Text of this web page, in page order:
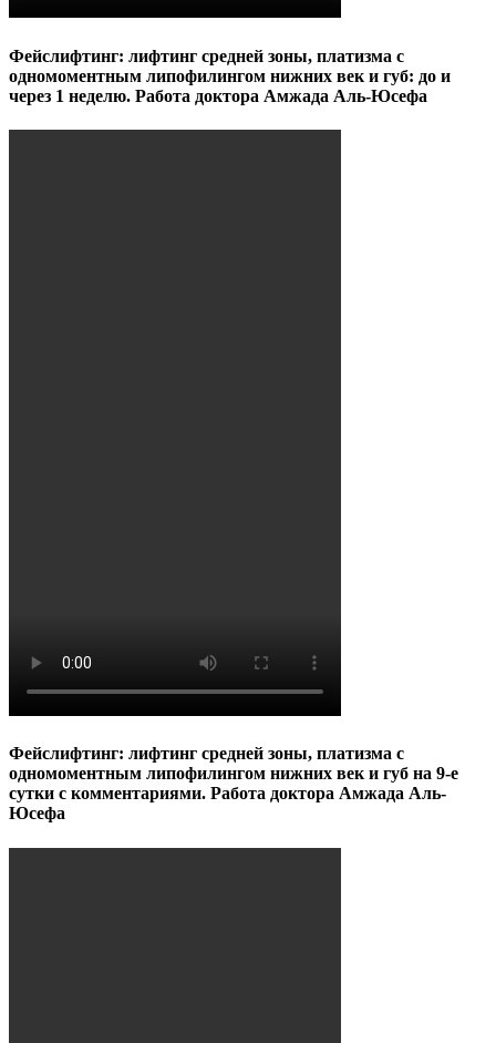
Фейслифтинг: лифтинг средней зоны, платизма с
одномоментным липофилингом нижних век и губ: до и
через 1 неделю. Работа доктора Амжада Аль-Юсефа
Фейслифтинг: лифтинг средней зоны, платизма с
одномоментным липофилингом нижних век и губ на 9-е
сутки с комментариями. Работа доктора Амжада Аль-
Юсефа